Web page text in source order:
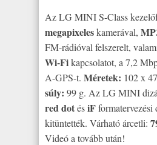
Az LG MINI S-Class
megapixeleskamerával,
FM-rádióval felszerelt,
Wi-Fikapcsolatot, a 7,2
A-GPS-t. Méretek: 102 x
súly: 99 g. Az LG MINI
red dotésiF
kitüntették. Várható árcetli:
Videó a tovább után!